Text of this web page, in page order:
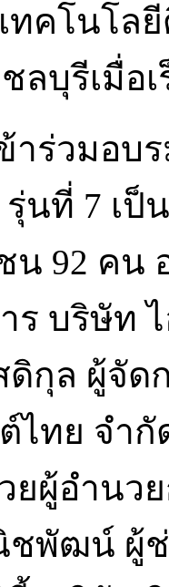
ทคโนโล
บุรีเมื่อเ
ร่วมอบ
นที่ 7 เป็
น 92 คน
ร บริษัท
กุล ผู้จัด
ไทย จำ
ผู้อำนวย
พัฒน์ ผู้ช่